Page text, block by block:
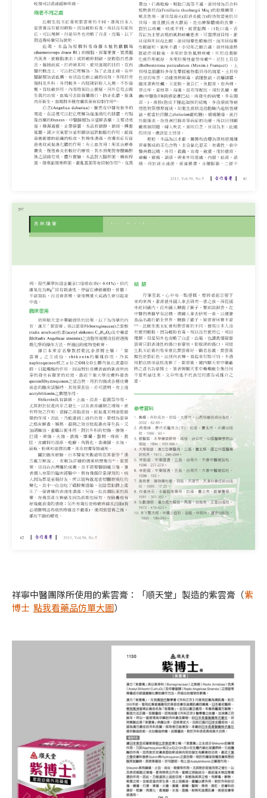
祥寧中醫團隊所使用的紫雲膏：「順天堂」製造的紫雲膏（紫
博士 點我看藥品仿單大圖）